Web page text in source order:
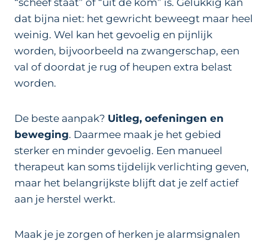
dat bijna niet: het gewricht beweegt maar heel
weinig. Wel kan het gevoelig en pijnlijk
worden, bijvoorbeeld na zwangerschap, een
val of doordat je rug of heupen extra belast
worden.
De beste aanpak? Uitleg, oefeningen en
beweging. Daarmee maak je het gebied
sterker en minder gevoelig. Een manueel
therapeut kan soms tijdelijk verlichting geven,
maar het belangrijkste blijft dat je zelf actief
aan je herstel werkt.
Maak je je zorgen of herken je alarmsignalen